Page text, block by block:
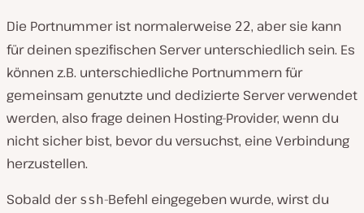
Die Portnummer ist normalerweise 22, aber sie kann
für deinen spezifischen Server unterschiedlich sein. Es
können z.B. unterschiedliche Portnummern für
gemeinsam genutzte und dedizierte Server verwendet
werden, also frage deinen Hosting-Provider, wenn du
nicht sicher bist, bevor du versuchst, eine Verbindung
herzustellen.
Sobald der ssh-Befehl eingegeben wurde, wirst du